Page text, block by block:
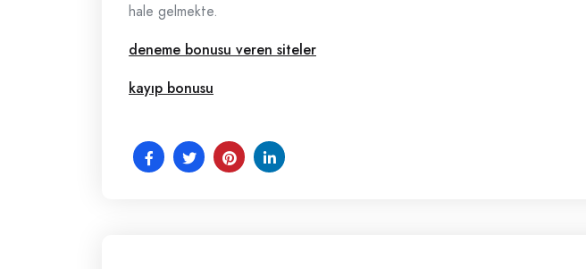
hale gelmekte.
deneme bonusu veren siteler
kayıp bonusu